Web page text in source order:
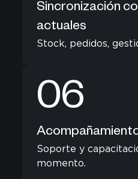
Sincronización
actuales
Stock, pedidos,
06
Soporte y
momento.